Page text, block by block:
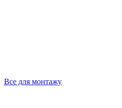
Все для монтажу